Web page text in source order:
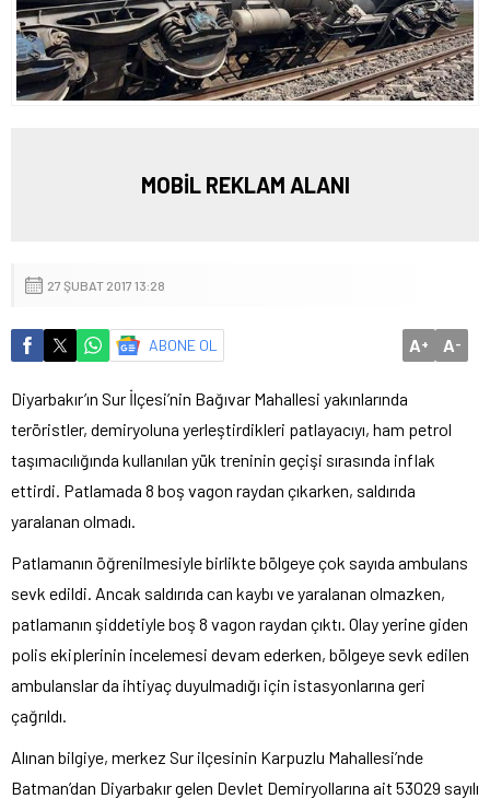
MOBİL REKLAM ALANI
27 ŞUBAT 2017 13:28
ABONE OL A+ A-
Diyarbakır’ın Sur İlçesi’nin Bağıvar Mahallesi yakınlarında
teröristler, demiryoluna yerleştirdikleri patlayacıyı, ham petrol
taşımacılığında kullanılan yük treninin geçişi sırasında inflak
ettirdi. Patlamada 8 boş vagon raydan çıkarken, saldırıda
yaralanan olmadı.
Patlamanın öğrenilmesiyle birlikte bölgeye çok sayıda ambulans
sevk edildi. Ancak saldırıda can kaybı ve yaralanan olmazken,
patlamanın şiddetiyle boş 8 vagon raydan çıktı. Olay yerine giden
polis ekiplerinin incelemesi devam ederken, bölgeye sevk edilen
ambulanslar da ihtiyaç duyulmadığı için istasyonlarına geri
çağrıldı.
Alınan bilgiye, merkez Sur ilçesinin Karpuzlu Mahallesi’nde
Batman’dan Diyarbakır gelen Devlet Demiryollarına ait 53029 sayılı